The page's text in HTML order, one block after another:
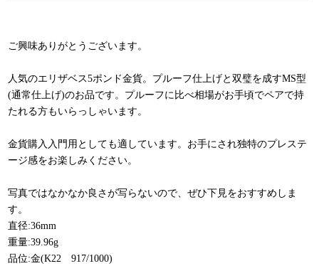
ご興味ありがとうございます。
人気のエリザベス5ポンド金貨。プルーフ仕上げと双璧を成すMS型
(通常仕上げ)のお品です。プルーフに比べ相場がお手頃でペアで持
たれる方もいらっしゃいます。
金貨購入入門用としても適しています。お手にされ独特のプレステ
ージ感をお楽しみください。
写真ではなかなか良さが写らないので、ぜひ下見をおすすめしま
す。
直径:36mm
重量:39.96g
品位:金(K22 917/1000)